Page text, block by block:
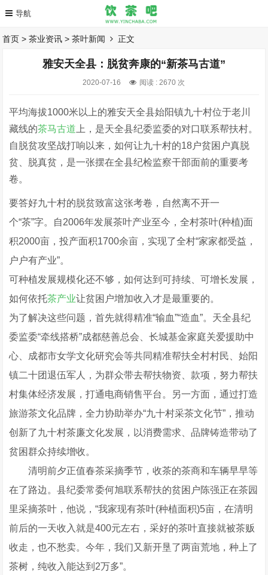
首页 >茶业资讯 >茶叶新闻 正文
雅安天全县：脱贫奔康的“新茶马古道”
2020-07-16 阅读 :2670 次
平均海拔1000米以上的雅安天全县始阳镇九十村位于老川
藏线的茶马古道 上，是天全县纪委监委的对口联系帮扶村。
自脱贫攻坚战打响以来，如何让九十村的18户贫困户真脱
贫、脱真贫，是一张摆在全县纪检监察干部面前的重要考
卷。
要答好九十村的脱贫致富这张考卷，自然离不开一
个“茶”字。自2006年发展茶叶产业至今，全村茶叶(种植)面
积2000亩，投产面积1700余亩，实现了全村“家家都受益，
户户有产业”。
可种植发展规模化还不够，如何达到可持续、可增长发展，
如何依托茶产业让贫困户增加收入才是最重要的。
为了解决这些问题，首先就得精准“输血”“造血”。天全县纪
委监委“牵线搭桥”成都慈善总会、长城基金家庭关爱援助中
心、成都市女学文化研究会等共同精准帮扶全村村民、始阳
镇二十团退伍军人，为群众带去帮扶物资、款项，努力帮扶
村集体经济发展，打通电商销售平台。另一方面，通过打造
旅游茶文化品牌，全力协助举办“九十村采茶文化节”，推动
创新了九十村茶廉文化发展，以消费需求、品牌铸造带动了
贫困群众持续增收。
清明前夕正值春茶采摘季节，收茶的茶商和车辆早早等
在了路边。县纪委常委何旭联系帮扶的贫困户陈强正在茶园
里采摘茶叶，他说，“我家现有茶叶(种植面积)5亩，在清明
前后的一天收入就是400元左右，采好的茶叶直接就被茶贩
收走，也不愁卖。今年，我们又新开垦了两亩荒地，种上了
茶树，纯收入能达到2万多”。